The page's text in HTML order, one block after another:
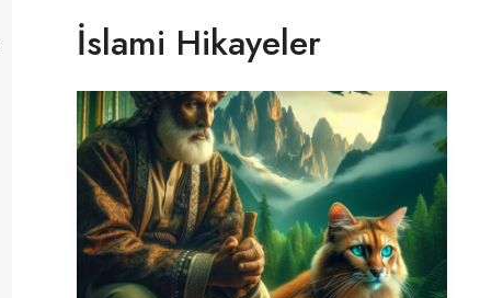
İslami Hikayeler